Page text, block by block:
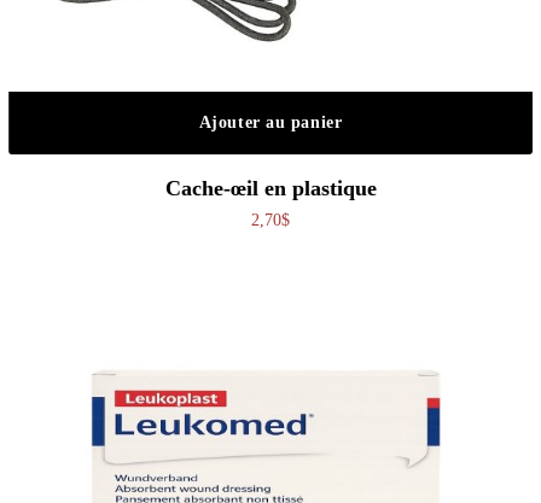
Ajouter au panier
Cache-œil en plastique
2,70$